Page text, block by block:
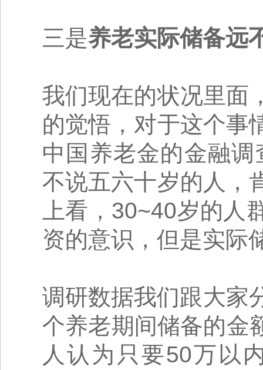
三是养老实际储备远
我们现在的状况里面
的觉悟，对于这个事
中国养老金的金融
不说五六十岁的人，
上看，30~40岁的
资的意识，但是实际
调研数据我们跟大家
个养老期间储备的金
人认为只要50万以